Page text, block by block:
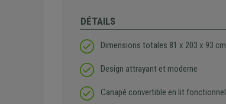
DÉTAILS
Dimensions totales 81 x 203 x 93 cm
Design attrayant et moderne
Canapé convertible en lit fonctionnel